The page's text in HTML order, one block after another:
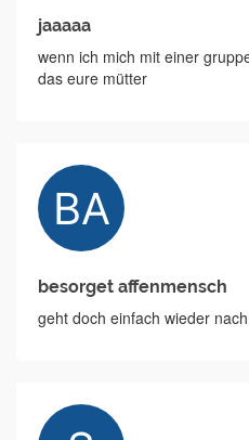
jaaaaa
wenn ich mich mit einer
das eure mütter
besorget affenmensch
geht doch einfach wieder